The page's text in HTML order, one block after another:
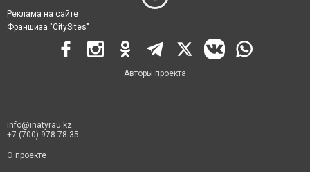
Реклама на сайте
Франшиза "CitySites"
Авторы проекта
info@inatyrau.kz
+7 (700) 978 78 35
О проекте